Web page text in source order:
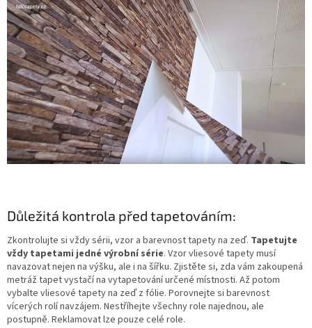
Důležitá kontrola před tapetováním:
Zkontrolujte si vždy sérii, vzor a barevnost tapety na zeď. Tapetujte
vždy tapetami jedné výrobní série. Vzor vliesové tapety musí
navazovat nejen na výšku, ale i na šířku. Zjistěte si, zda vám zakoupená
metráž tapet vystačí na vytapetování určené místnosti. Až potom
vybalte vliesové tapety na zeď z fólie. Porovnejte si barevnost
vícerých rolí navzájem. Nestříhejte všechny role najednou, ale
postupně. Reklamovat lze pouze celé role.